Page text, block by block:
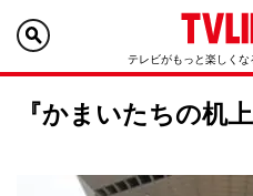
テレビがもっと楽しく
『かまいたちの机